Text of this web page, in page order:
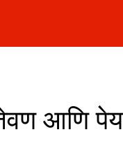
जेवण आणि